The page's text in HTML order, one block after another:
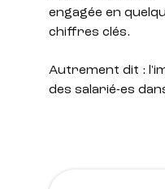
engagée en
chiffres clés.
Autrement dit :
des salarié-es